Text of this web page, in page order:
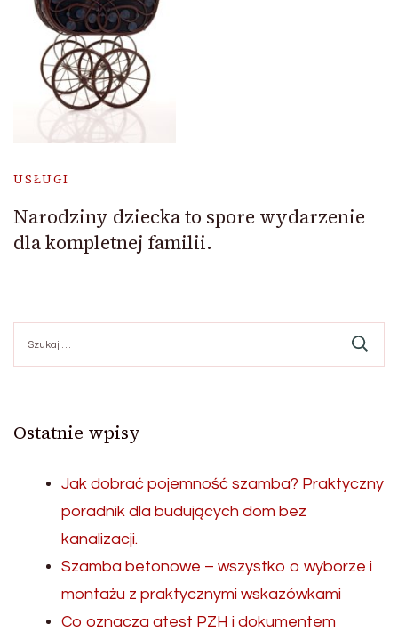
USŁUGI
Narodziny dziecka to spore wydarzenie
dla kompletnej familii.
Ostatnie wpisy
Jak dobrać pojemność szamba? Praktyczny
poradnik dla budujących dom bez
kanalizacji.
Szamba betonowe – wszystko o wyborze i
montażu z praktycznymi wskazówkami
Co oznacza atest PZH i dokumentem